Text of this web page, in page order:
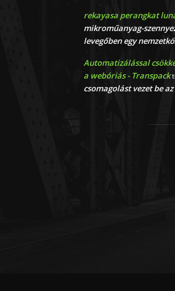
rekayasa perangkat
mikroműanyag-
levegőben egy
Automatizálással
a webóriás - Transpack
csomagolást vezet be